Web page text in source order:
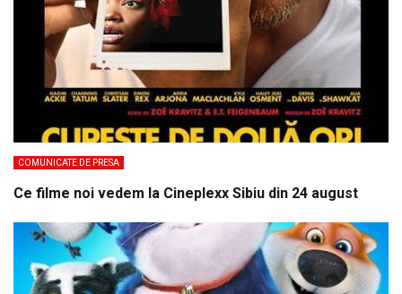
COMUNICATE DE PRESA
Ce filme noi vedem la Cineplexx Sibiu din 24 august